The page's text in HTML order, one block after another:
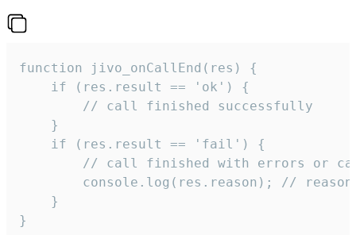
function jivo_onCallEnd(res) {
    if (res.result == 'ok') {
        // call finished successfully
    }
    if (res.result == 'fail') {
// call finished with errors or
console.log(res.reason); //
    }
}